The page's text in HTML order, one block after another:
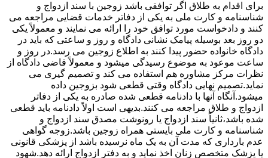
برای اقدام به طلاق اگر توافقی باشد زوجین با سند ازدواج و
شناسنامه و کارت ملی به یکی از دفاتر خدمات قضایی مراجعه می
کنند و دادخواست مورد توافق خود را ارائه می نمایند و معمولاً یکی
دو روز بعد بوسیله پیامک نشانی دادگاه و روز و ساعتی که باید در
دادگاه خانواده حضور پیدا کنند به اطلاع زوجین می رسد.در روز و
ساعت موعود به موضوع رسیدگی میشود و معمولاً قاضی دادگاه از
نظرات مرکز مشاوره هم استفاده می کند و تصمیم گیری می
نماید.تصمیم نهایی دادگاه وقتی قطعی شود بزوجین داده
میشود.آنگاه آنها با دادنامه قطعی شده صادره به یکی از دفاتر
ازدواج و طلاق مراجعه می کنند.بدیهی است اولاً دادنامه باید قطعی
شده باشد،ثانیاً سند ازدواج یا رونوشت مصدق سند ازدواج و
شناسنامه و کارت ملی بایستی همراه زوجین باشد.زوجه گواهی
عدم بارداری که مدت آن به یک ماه نرسیده باشد از پزشکی قانونی
یا پزشک متخصص زنان اخذ نماید و به دفتر ازدواج ارائه دهد.شهود